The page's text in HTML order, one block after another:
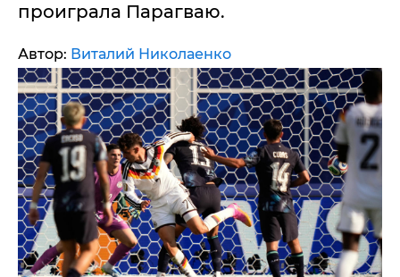
проиграла Парагваю.
Автор: Виталий Николаенко